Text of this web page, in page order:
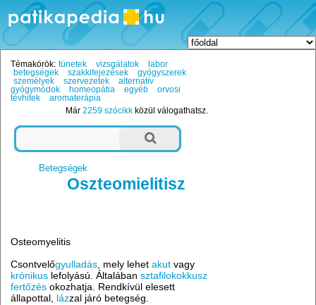
Témakörök: tünetek vizsgálatok
labor
betegségek
szakkifejezések
gyógyszerek
személyek
szervezetek
alternatív
gyógymódok
homeopátia egyéb
orvosi
tévhitek
aromaterápia
Már2259 szócikk közül válogathatsz.
Betegségek
Oszteomielitisz
Osteomyelitis
Csontvelőgyulladás , mely lehetakut vagy
krónikus lefolyású. Általábansztafilokokkusz
fertőzés okozhatja. Rendkívül elesett
állapottal, lázzal járó betegség.